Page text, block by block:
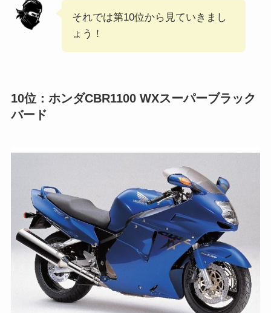
それでは第10位から見ていきまし
ょう！
10位：ホンダCBR1100 WXスーパーブラック
バード